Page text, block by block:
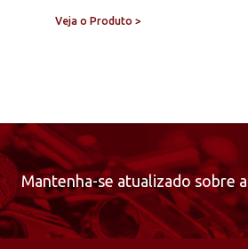
Veja o Produto >
Mantenha-se atualizado sobre